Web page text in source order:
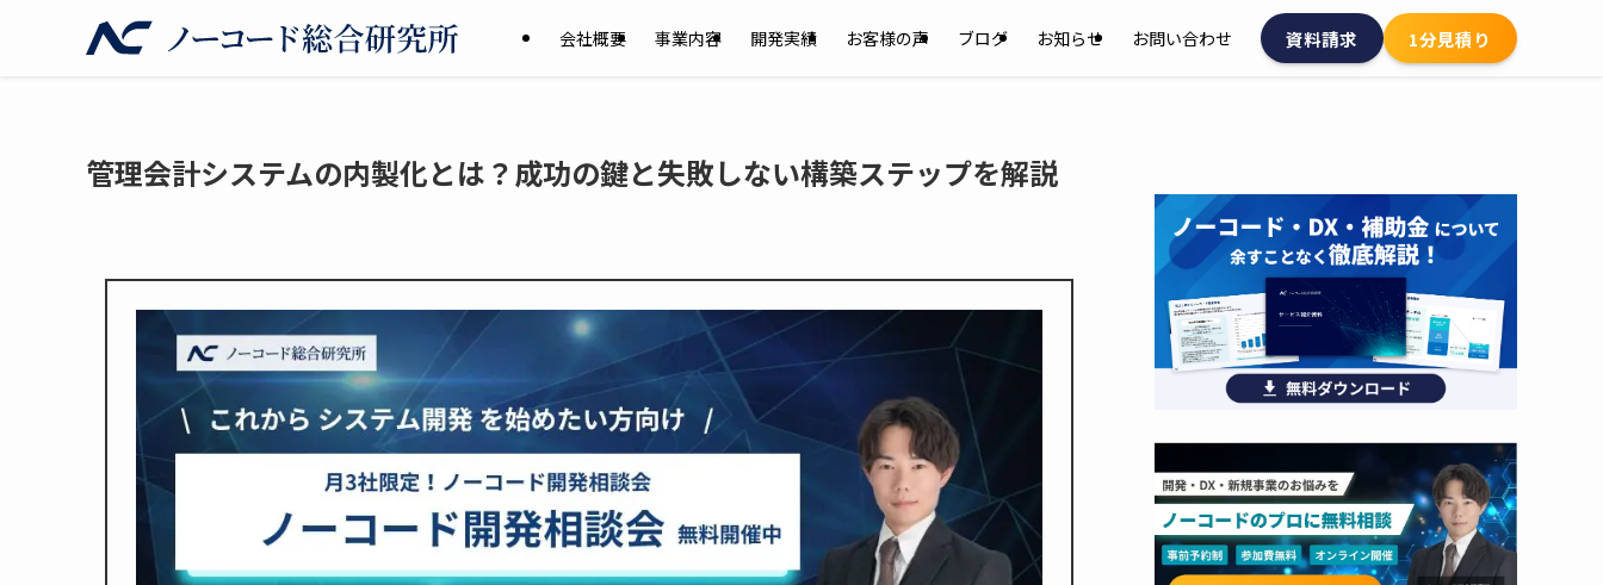
会社概要 事業内容 開発実績 お客様の声 ブログ お知らせ お問い合わせ 資料請求 1分見積り
管理会計システムの内製化とは？成功の鍵と失敗しない構築ステップを解説